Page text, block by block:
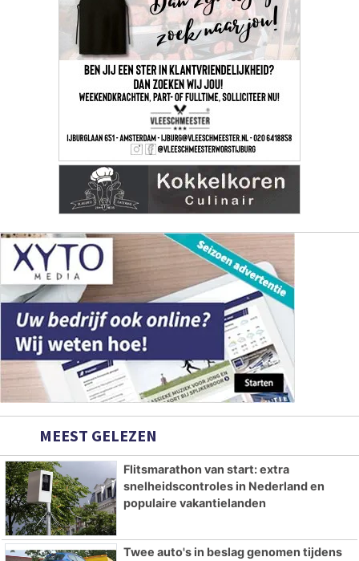
MEEST GELEZEN
Flitsmarathon van start: extra
snelheidscontroles in Nederland en
populaire vakantielanden
Twee auto's in beslag genomen tijdens